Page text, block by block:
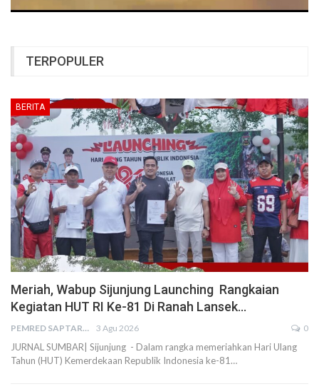
TERPOPULER
BERITA
Meriah, Wabup Sijunjung Launching Rangkaian
Kegiatan HUT RI Ke-81 Di Ranah Lansek…
PEMRED SAPTARIUS 3 Agu 2026 0
JURNAL SUMBAR| Sijunjung - Dalam rangka memeriahkan Hari Ulang
Tahun (HUT) Kemerdekaan Republik Indonesia ke-81…